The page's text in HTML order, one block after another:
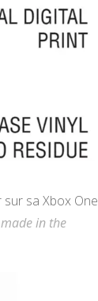
sur sa Xbox One
made in the